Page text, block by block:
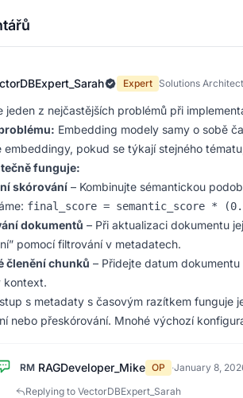
Expert Solutions
jeden z nejčastějších problémů při
Embedding modely samy o sobě
embeddingy, pokud se týkají stejného
funguje:
skórování – Kombinujte sémantickou
final_score = semantic_score *
dokumentů – Při aktualizaci dokumentu
pomocí filtrování v metadatech.
členění chunků – Přidejte datum
kontext.
s metadaty s časovým razítkem funguje
nebo přeskórování. Mnohé výchozí
RM RAGDeveloper_Mike OP ·January 8,
Replying to VectorDBExpert_Sarah